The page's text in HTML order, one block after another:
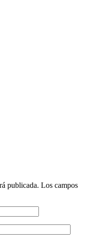
publicada. Los campos